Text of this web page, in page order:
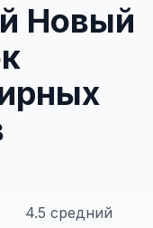
й Новый
4.5 средний